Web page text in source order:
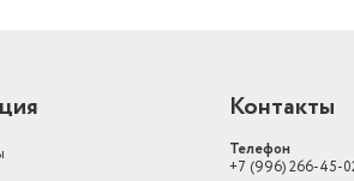
Контакты
Телефон
+7 (996) 266-45-